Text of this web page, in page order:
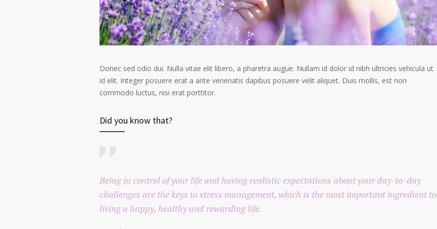
Donec sed odio dui. Nulla vitae elit libero, a pharetra augue. Nullam id dolor id nibh ultricies vehicula ut
id elit. Integer posuere erat a ante venenatis dapibus posuere velit aliquet. Duis mollis, est non
commodo luctus, nisi erat porttitor.
Did you know that?
Being in control of your life and having realistic expectations about your day-to-day
challenges are the keys to stress management, which is the most important ingredient to
living a happy, healthy and rewarding life.